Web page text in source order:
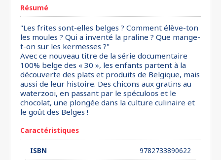
Résumé
"Les frites sont-elles belges ? Comment élève-ton
les moules ? Qui a inventé la praline ? Que mange-
t-on sur les kermesses ?"
Avec ce nouveau titre de la série documentaire
100% belge des « 30 », les enfants partent à la
découverte des plats et produits de Belgique, mais
aussi de leur histoire. Des chicons aux gratins au
waterzooi, en passant par le spéculoos et le
chocolat, une plongée dans la culture culinaire et
le goût des Belges !
Caractéristiques
ISBN
9782733890622